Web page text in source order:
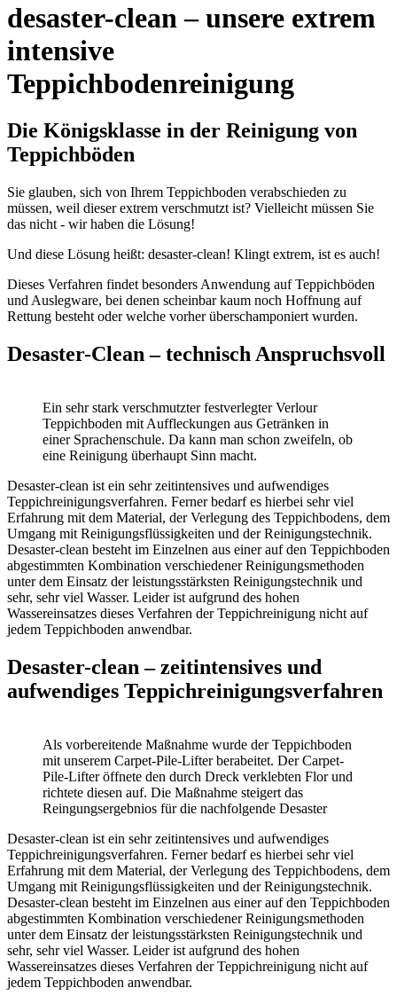
desaster-clean – unsere extrem
intensive
Teppichbodenreinigung
Die Königsklasse in der Reinigung von
Teppichböden
Sie glauben, sich von Ihrem Teppichboden verabschieden zu
müssen, weil dieser extrem verschmutzt ist? Vielleicht müssen Sie
das nicht - wir haben die Lösung!
Und diese Lösung heißt: desaster-clean! Klingt extrem, ist es auch!
Dieses Verfahren findet besonders Anwendung auf Teppichböden
und Auslegware, bei denen scheinbar kaum noch Hoffnung auf
Rettung besteht oder welche vorher überschamponiert wurden.
Desaster-Clean – technisch Anspruchsvoll
Ein sehr stark verschmutzter festverlegter Verlour
Teppichboden mit Auffleckungen aus Getränken in
einer Sprachenschule. Da kann man schon zweifeln, ob
eine Reinigung überhaupt Sinn macht.
Desaster-clean ist ein sehr zeitintensives und aufwendiges
Teppichreinigungsverfahren. Ferner bedarf es hierbei sehr viel
Erfahrung mit dem Material, der Verlegung des Teppichbodens, dem
Umgang mit Reinigungsflüssigkeiten und der Reinigungstechnik.
Desaster-clean besteht im Einzelnen aus einer auf den Teppichboden
abgestimmten Kombination verschiedener Reinigungsmethoden
unter dem Einsatz der leistungsstärksten Reinigungstechnik und
sehr, sehr viel Wasser. Leider ist aufgrund des hohen
Wassereinsatzes dieses Verfahren der Teppichreinigung nicht auf
jedem Teppichboden anwendbar.
Desaster-clean – zeitintensives und
aufwendiges Teppichreinigungsverfahren
Als vorbereitende Maßnahme wurde der Teppichboden
mit unserem Carpet-Pile-Lifter berabeitet. Der Carpet-
Pile-Lifter öffnete den durch Dreck verklebten Flor und
richtete diesen auf. Die Maßnahme steigert das
Reingungsergebnios für die nachfolgende Desaster
Desaster-clean ist ein sehr zeitintensives und aufwendiges
Teppichreinigungsverfahren. Ferner bedarf es hierbei sehr viel
Erfahrung mit dem Material, der Verlegung des Teppichbodens, dem
Umgang mit Reinigungsflüssigkeiten und der Reinigungstechnik.
Desaster-clean besteht im Einzelnen aus einer auf den Teppichboden
abgestimmten Kombination verschiedener Reinigungsmethoden
unter dem Einsatz der leistungsstärksten Reinigungstechnik und
sehr, sehr viel Wasser. Leider ist aufgrund des hohen
Wassereinsatzes dieses Verfahren der Teppichreinigung nicht auf
jedem Teppichboden anwendbar.